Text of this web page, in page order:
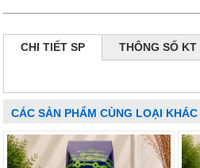
CHI TIẾT SP THÔNG SỐ KT
CÁC SẢN PHẨM CÙNG LOẠI KHÁC